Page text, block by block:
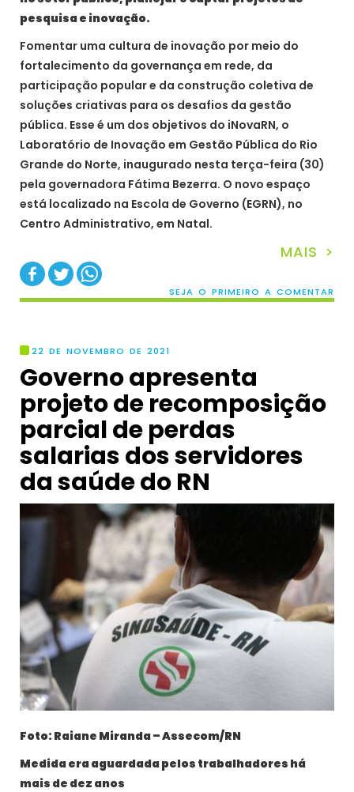
pesquisa e inovação.
Fomentar uma cultura de inovação por meio do
fortalecimento da governança em rede, da
participação popular e da construção coletiva de
soluções criativas para os desafios da gestão
pública. Esse é um dos objetivos do iNovaRN, o
Laboratório de Inovação em Gestão Pública do Rio
Grande do Norte, inaugurado nesta terça-feira (30)
pela governadora Fátima Bezerra. O novo espaço
está localizado na Escola de Governo (EGRN), no
Centro Administrativo, em Natal.
MAIS >
SEJA O PRIMEIRO A COMENTAR
22 DE NOVEMBRO DE 2021
Governo apresenta
projeto de recomposição
parcial de perdas
salarias dos servidores
da saúde do RN
Foto: Raiane Miranda – Assecom/RN
Medida era aguardada pelos trabalhadores há
mais de dez anos